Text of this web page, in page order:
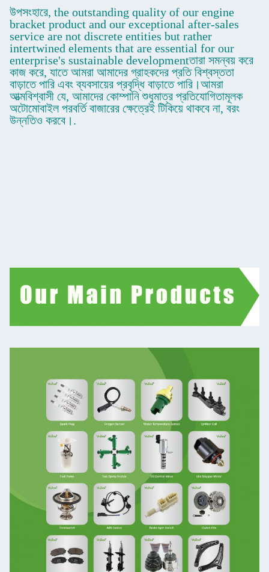
উপসংহারে, the outstanding quality of our engine
bracket product and our exceptional after-sales
service are not discrete entities but rather
intertwined elements that are essential for our
enterprise's sustainable developmentতারা সমন্বয় করে
কাজ করে, যাতে আমরা আমাদের গ্রাহকদের প্রতি বিশ্বস্ততা
বাড়াতে পারি এবং ব্যবসায়ের প্রবৃদ্ধি বাড়াতে পারি।আমরা
আত্মবিশ্বাসী যে, আমাদের কোম্পানি শুধুমাত্র প্রতিযোগিতামূলক
অটোমোবাইল পরবর্তি বাজারের ক্ষেত্রেই টিকিয়ে থাকবে না, বরং
উন্নতিও করবে।.